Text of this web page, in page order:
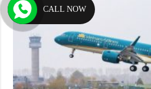
CALL NOW